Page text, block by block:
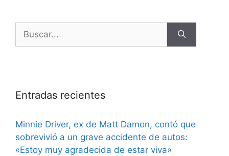
Entradas recientes
Minnie Driver, ex de Matt Damon, contó que
sobrevivió a un grave accidente de autos:
«Estoy muy agradecida de estar viva»